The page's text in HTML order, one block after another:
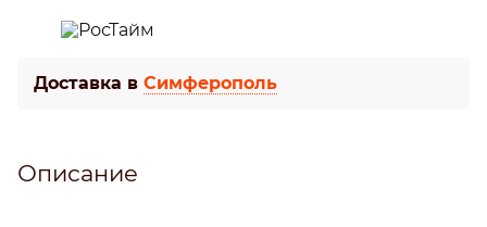
Доставка в Симферополь
Описание